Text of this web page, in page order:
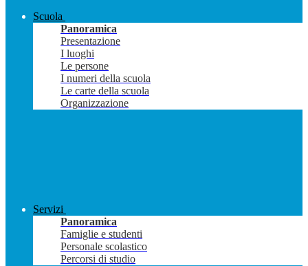
Scuola
Panoramica
Presentazione
I luoghi
Le persone
I numeri della scuola
Le carte della scuola
Organizzazione
Servizi
Panoramica
Famiglie e studenti
Personale scolastico
Percorsi di studio